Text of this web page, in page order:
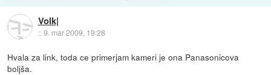
Volk|
::9. mar 2009, 19:28
Hvala za link, toda ce primerjam kameri je ona Panasonicova
boljša.